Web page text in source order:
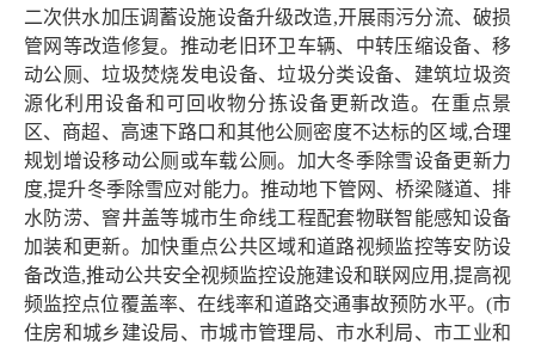
二次供水加压调蓄设施设备升级改造,开展雨污分流、破损
管网等改造修复。推动老旧环卫车辆、中转压缩设备、移
动公厕、垃圾焚烧发电设备、垃圾分类设备、建筑垃圾资
源化利用设备和可回收物分拣设备更新改造。在重点景
区、商超、高速下路口和其他公厕密度不达标的区域,合理
规划增设移动公厕或车载公厕。加大冬季除雪设备更新力
度,提升冬季除雪应对能力。推动地下管网、桥梁隧道、排
水防涝、窨井盖等城市生命线工程配套物联智能感知设备
加装和更新。加快重点公共区域和道路视频监控等安防设
备改造,推动公共安全视频监控设施建设和联网应用,提高视
频监控点位覆盖率、在线率和道路交通事故预防水平。(市
住房和城乡建设局、市城市管理局、市水利局、市工业和